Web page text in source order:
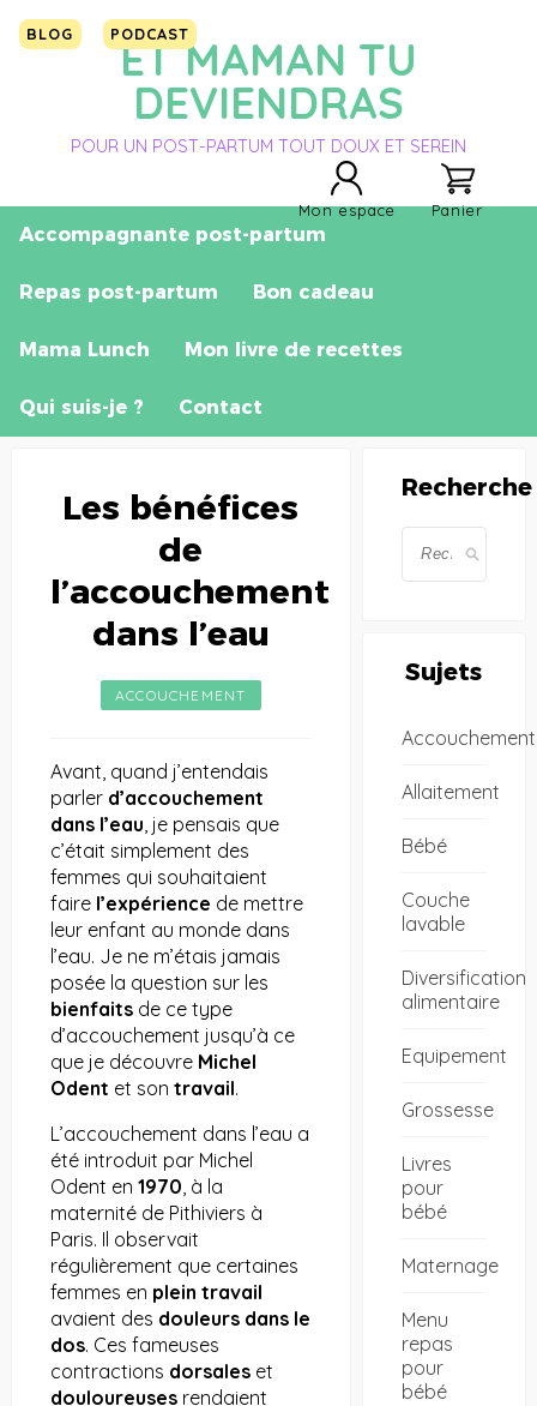
ET MAMAN TU
DEVIENDRAS
POUR UN POST-PARTUM TOUT DOUX ET SEREIN
Accompagnante post-partum
Repas post-partum Bon cadeau
Mama Lunch Mon livre de recettes
Qui suis-je ? Contact
BLOG PODCAST
Mon espace Panier
Les bénéfices
de
l’accouchement
dans l’eau
ACCOUCHEMENT
Avant, quand j’entendais
parler d’accouchement
dans l’eau , je pensais que
c’était simplement des
femmes qui souhaitaient
faire l’expérience de mettre
leur enfant au monde dans
l’eau. Je ne m’étais jamais
posée la question sur les
bienfaitsde ce type
d’accouchement jusqu’à ce
que je découvre Michel
Odent et son travail.
L’accouchement dans l’eau a
été introduit par Michel
Odent en 1970 , à la
maternité de Pithiviers à
Paris. Il observait
régulièrement que certaines
femmes en plein travail
avaient des douleurs dans le
dos. Ces fameuses
contractions dorsaleset
douloureusesrendaient
Recherche
Sujets
Accouchement
Allaitement
Bébé
Couche
lavable
Diversification
alimentaire
Equipement
Grossesse
Livres
pour
bébé
Maternage
Menu
repas
pour
bébé